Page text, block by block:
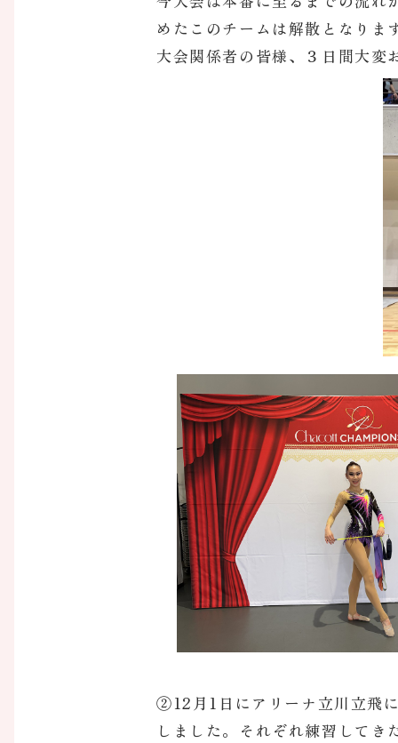
めたこのチームは解散となり
大会関係者の皆様、３日間大変
②12月1日にアリーナ立川立飛
しました。それぞれ練習して